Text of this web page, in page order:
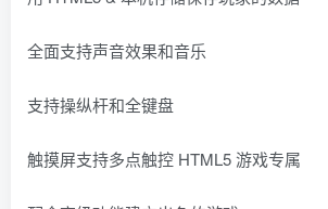
全面支持声音效果和音乐
支持操纵杆和全键盘
触摸屏支持多点触控 HTML5 游戏专属